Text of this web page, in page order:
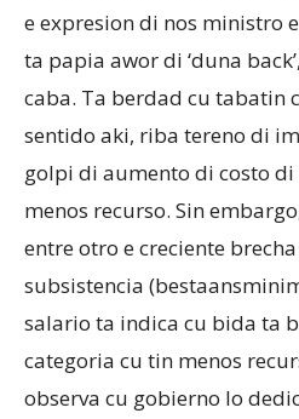
e expresion di nos ministro
ta papia awor di ‘duna
caba. Ta berdad cu tabatin
sentido aki, riba tereno di
golpi di aumento di costo
menos recurso. Sin
entre otro e creciente
subsistencia
salario ta indica cu bida ta
categoria cu tin menos
observa cu gobierno lo